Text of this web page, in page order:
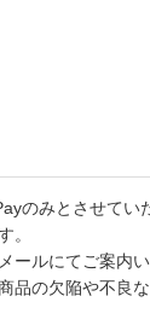
のみとさせてい
。
ルにてご案内
品の欠陥や不良